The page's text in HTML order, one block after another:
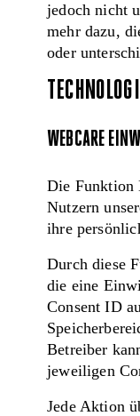
jedoch nicht
mehr dazu,
oder
WEBCARE
Die Funktion
Nutzern
ihre
Durch diese
die eine
Consent ID
Betreiber
jeweiligen
Jede Aktion